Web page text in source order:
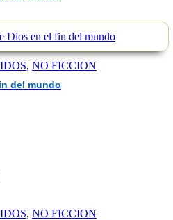
, NO FICCION
del mundo
, NO FICCION